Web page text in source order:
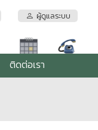
ผู้ดูแลระบบ
ติดต่อเรา